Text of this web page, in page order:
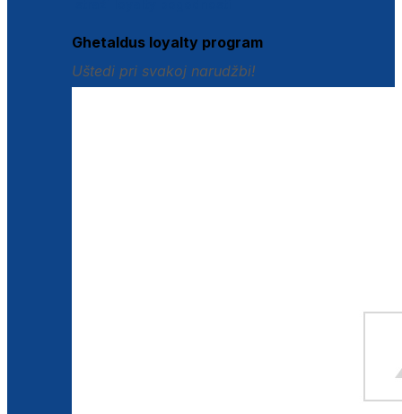
Ghetaldus loyalty program
Uštedi pri svakoj narudžbi!